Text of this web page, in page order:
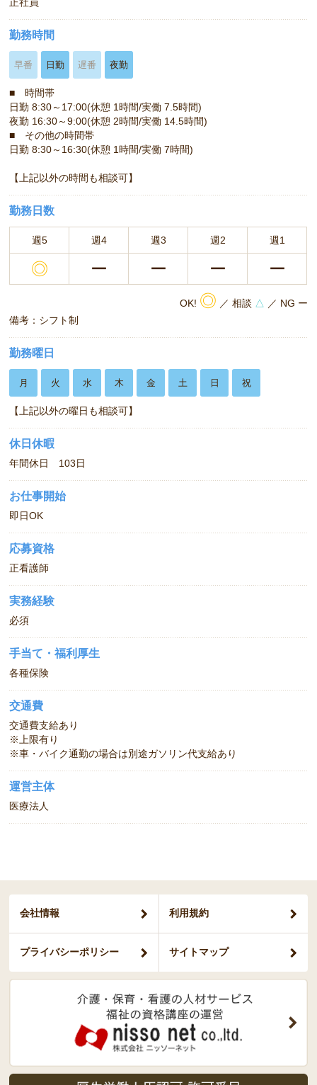
勤務時間
早番 日勤 遅番 夜勤
■ 時間帯
日勤 8:30～17:00(休憩 1時間/実働 7.5時間)
夜勤 16:30～9:00(休憩 2時間/実働 14.5時間)
■ その他の時間帯
日勤 8:30～16:30(休憩 1時間/実働 7時間)
【上記以外の時間も相談可】
勤務日数
週5 週4 週3 週2 週1
◎ ー ー ー ー
OK! ◎ ／ 相談 △ ／ NG ー
備考：シフト制
勤務曜日
月 火 水 木 金 土 日 祝
【上記以外の曜日も相談可】
休日休暇
年間休日 103日
お仕事開始
即日OK
応募資格
正看護師
実務経験
必須
手当て・福利厚生
各種保険
交通費
交通費支給あり
※上限有り
※車・バイク通勤の場合は別途ガソリン代支給あり
運営主体
医療法人
会社情報 利用規約
プライバシーポリシー サイトマップ